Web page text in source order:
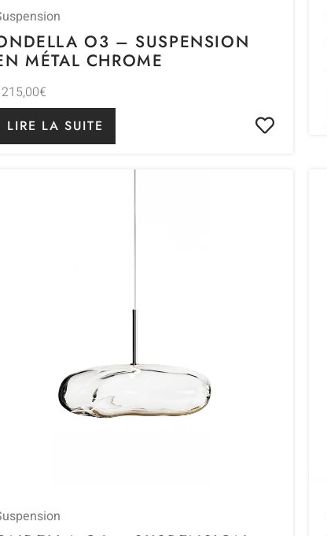
O3 – SUSPENSION
MÉTAL CHROME
€
LIRE LA SUITE